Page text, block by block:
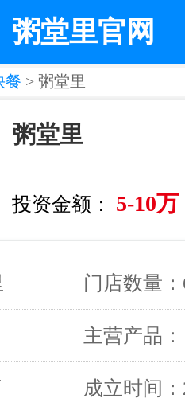
粥堂里官网
餐 > 粥堂里
粥堂里
投资金额： 5-10万
门店数量
主营产品：
成立时间